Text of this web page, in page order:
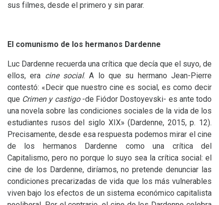
sus filmes, desde el primero y sin parar.
El comunismo de los hermanos Dardenne
Luc Dardenne recuerda una crítica que decía que el suyo, de
ellos, era cine social. A lo que su hermano Jean-Pierre
contestó: «Decir que nuestro cine es social, es como decir
que Crimen y castigo-de Fiódor Dostoyevski- es ante todo
una novela sobre las condiciones sociales de la vida de los
estudiantes rusos del siglo XIX» (Dardenne, 2015, p. 12).
Precisamente, desde esa respuesta podemos mirar el cine
de los hermanos Dardenne como una crítica del
Capitalismo, pero no porque lo suyo sea la crítica social: el
cine de los Dardenne, diríamos, no pretende denunciar las
condiciones precarizadas de vida que los más vulnerables
viven bajo los efectos de un sistema económico capitalista